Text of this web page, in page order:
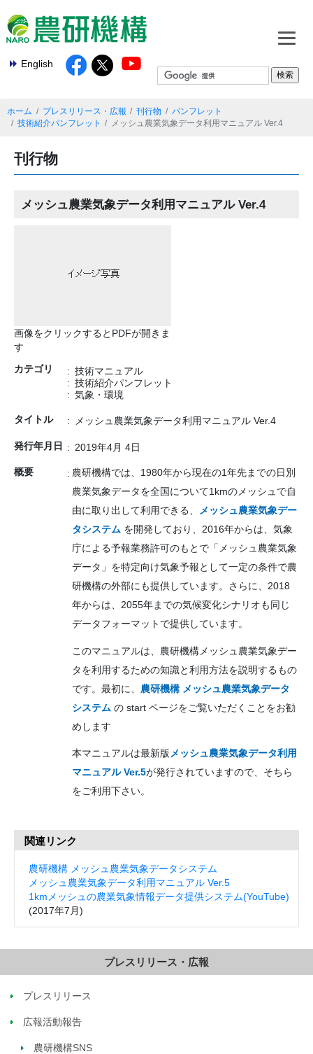
English
ホーム プレスリリース・広報 刊行物
パンフレット
技術紹介パンフレット
メッシュ農業気象データ利用マニュアル Ver.4
刊行物
メッシュ農業気象データ利用マニュアル Ver.4
画像をクリックするとPDFが開きま
す
カテゴリ
技術マニュアル
技術紹介パンフレット
気象・環境
タイトル メッシュ農業気象データ利用マニュアル Ver.4
発行年月日 2019年4月 4日
概要
農研機構では、1980年から現在の1年先までの日別
農業気象データを全国について1kmのメッシュで自
由に取り出して利用できる、 メッシュ農業気象デー
タシステムを開発しており、2016年からは、気象
庁による予報業務許可のもとで「メッシュ農業気象
データ」を特定向け気象予報として一定の条件で農
研機構の外部にも提供しています。さらに、2018
年からは、2055年までの気候変化シナリオも同じ
データフォーマットで提供しています。
このマニュアルは、農研機構メッシュ農業気象デー
タを利用するための知識と利用方法を説明するもの
です。最初に、 農研機構 メッシュ農業気象データ
システム の start ページをご覧いただくことをお勧
めします
本マニュアルは最新版メッシュ農業気象データ利用
マニュアル Ver.5が発行されていますので、そちら
をご利用下さい。
関連リンク
農研機構 メッシュ農業気象データシステム
メッシュ農業気象データ利用マニュアル Ver.5
1kmメッシュの農業気象情報データ提供システム(YouTube)
(2017年7月)
プレスリリース・広報
プレスリリース
広報活動報告
農研機構SNS